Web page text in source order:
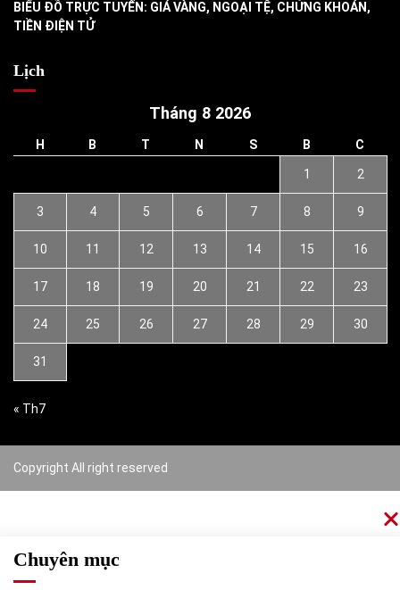
BIỂU ĐỒ TRỰC TUYẾN: GIÁ VÀNG, NGOẠI TỆ, CHỨNG KHOÁN,
TIỀN ĐIỆN TỬ
Lịch
Tháng 8 2026
H B T N S B C
1 2
3 4 5 6 7 8 9
10 11 12 13 14 15 16
17 18 19 20 21 22 23
24 25 26 27 28 29 30
31
« Th7
Copyright All right reserved
Chuyên mục